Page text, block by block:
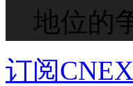
地位的
订阅